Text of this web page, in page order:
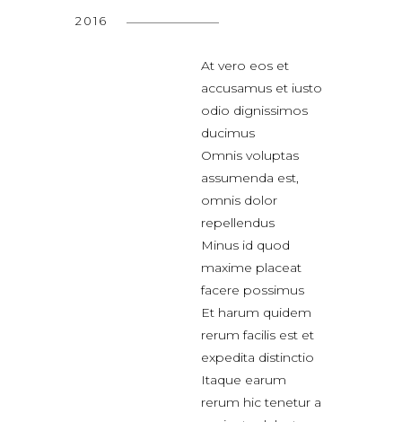
2016
At vero eos et
accusamus et iusto
odio dignissimos
ducimus
Omnis voluptas
assumenda est,
omnis dolor
repellendus
Minus id quod
maxime placeat
facere possimus
Et harum quidem
rerum facilis est et
expedita distinctio
Itaque earum
rerum hic tenetur a